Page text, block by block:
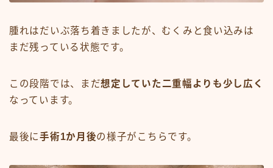
腫れはだいぶ落ち着きましたが、むくみと食い込みは
まだ残っている状態です。
この段階では、まだ想定していた二重幅よりも少し広く
なっています。
最後に手術1か月後の様子がこちらです。